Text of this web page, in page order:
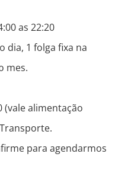
as 22:20
dia, 1 folga fixa na
mes.
(vale alimentação
para agendarmos